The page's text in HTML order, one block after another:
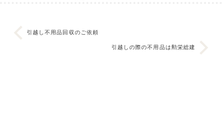
引越し不用品回収のご依頼
引越しの際の不用品は勲栄総建